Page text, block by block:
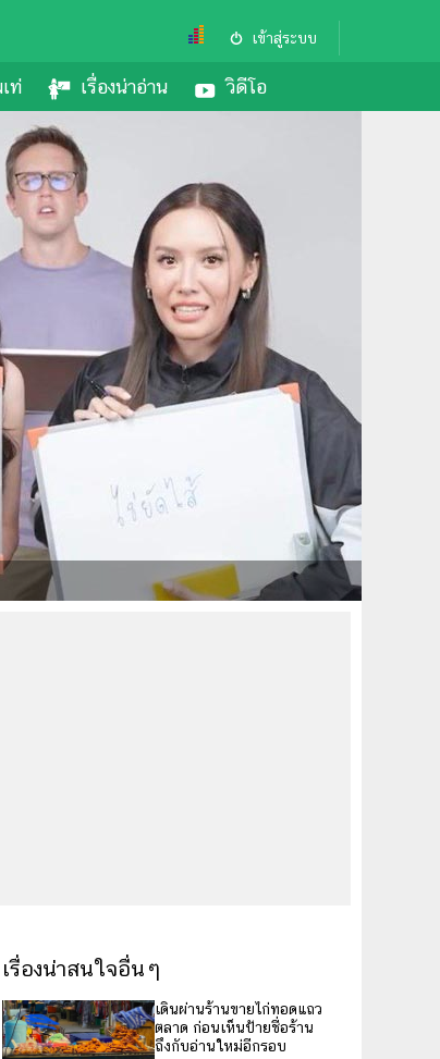
เข้าสู่ระบบ
ท่ เรื่องน่าอ่าน วิดีโอ
เรื่องน่าสนใจอื่นๆ
เดินผ่านร้านขายไก่ทอดแถว
ตลาด ก่อนเห็นป้ายชื่อร้าน
ถึงกับอ่านใหม่อีกรอบ